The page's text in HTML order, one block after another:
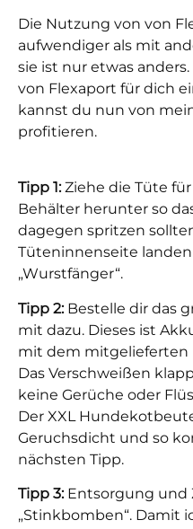
Die Nutzung von von
aufwendiger als mit
sie ist nur etwas anders.
von Flexaport für dich
kannst du nun von
profitieren.
Tipp 1:Ziehe die Tüte
Behälter herunter so
dagegen spritzen
Tüteninnenseite
„Wurstfänger“.
Tipp 2:Bestelle dir das
mit dazu. Dieses ist
mit dem mitgelieferten
Das Verschweißen
keine Gerüche oder
Der XXL
Geruchsdicht und so
nächsten Tipp.
Tipp 3:Entsorgung und
„Stinkbomben“. Damit